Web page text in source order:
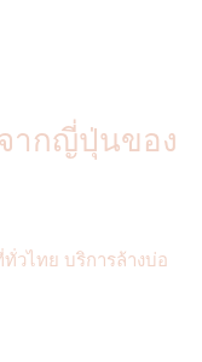
ากญี่ปุ่นของ
วไทย บริการล้างบ่อ